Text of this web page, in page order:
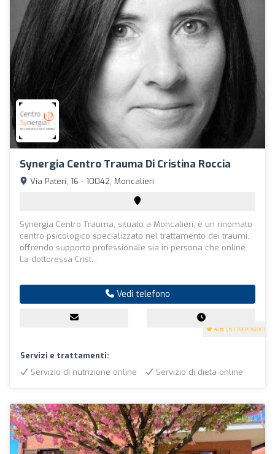
Synergia Centro Trauma Di Cristina Roccia
4.6 (61 recensioni)
Via Pateri, 16 - 10042, Moncalieri
Synergia Centro Trauma, situato a Moncalieri, è un rinomato
centro psicologico specializzato nel trattamento dei traumi,
offrendo supporto professionale sia in persona che online.
La dottoressa Crist...
Vedi telefono
Servizi e trattamenti:
Servizio di nutrizione online
Servizio di dieta online